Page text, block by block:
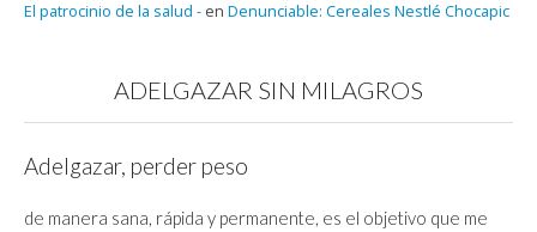
El patrocinio de la salud - en Denunciable: Cereales Nestlé Chocapic
ADELGAZAR SIN MILAGROS
Adelgazar, perder peso
de manera sana, rápida y permanente, es el objetivo que me